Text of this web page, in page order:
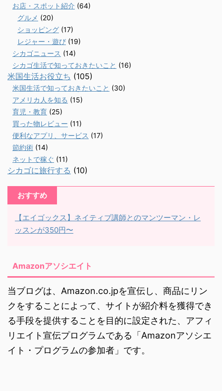
お店・スポット紹介 (64)
グルメ (20)
ショッピング (17)
レジャー・遊び (19)
シカゴニュース (14)
シカゴ生活で知っておきたいこと (16)
米国生活お役立ち (105)
米国生活で知っておきたいこと (30)
アメリカ人を知る (15)
育児・教育 (25)
買った物レビュー (11)
便利なアプリ、サービス (17)
節約術 (14)
ネットで稼ぐ (11)
シカゴに旅行する (10)
おすすめ
【エイゴックス】ネイティブ講師とのマンツーマン・レ
ッスンが350円〜
Amazonアソシエイト
当ブログは、Amazon.co.jpを宣伝し、商品にリン
クをすることによって、サイトが紹介料を獲得でき
る手段を提供することを目的に設定された、アフィ
リエイト宣伝プログラムである「Amazonアソシエ
イト・プログラムの参加者」です。